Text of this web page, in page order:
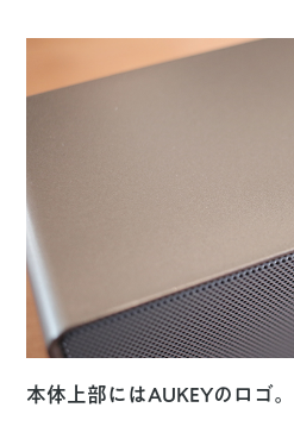
本体上部にはAUKEYのロゴ。